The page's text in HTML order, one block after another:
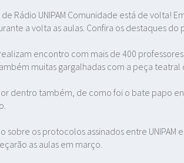
Rádio UNIPAM Comunidade está de volta!
a volta as aulas. Confira os destaques do
encontro com mais de 400
muitas gargalhadas com a peça teatral
dentro também, de como foi o bate papo
sobre os protocolos assinados entre UNIPAM
as aulas em março.